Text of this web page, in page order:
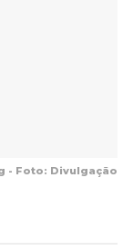
- Foto: Divulgação